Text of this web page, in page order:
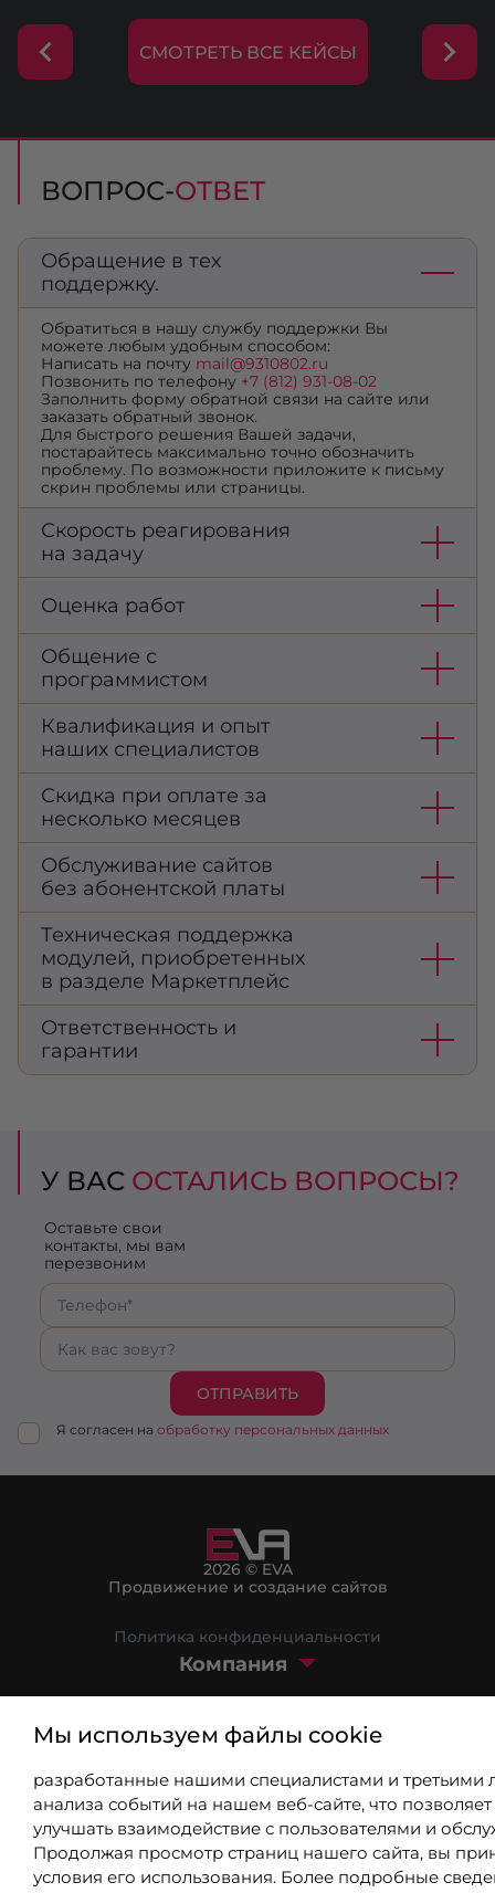
СМОТРЕТЬ ВСЕ КЕЙСЫ
ВОПРОС-ОТВЕТ
Обращение в тех
поддержку.
Обратиться в нашу службу поддержки Вы
можете любым удобным способом:
Написать на почту mail@9310802.ru
Позвонить по телефону +7 (812) 931-08-02
Заполнить форму обратной связи на сайте или
заказать обратный звонок.
Для быстрого решения Вашей задачи,
постарайтесь максимально точно обозначить
проблему. По возможности приложите к письму
скрин проблемы или страницы.
Скорость реагирования
на задачу
Оценка работ
Общение с
программистом
Квалификация и опыт
наших специалистов
Скидка при оплате за
несколько месяцев
Обслуживание сайтов
без абонентской платы
Техническая поддержка
модулей, приобретенных
в разделе Маркетплейс
Ответственность и
гарантии
У ВАС ОСТАЛИСЬ ВОПРОСЫ?
Оставьте свои
контакты, мы вам
перезвоним
ОТПРАВИТЬ
Я согласен на обработку персональных данных
2026 © EVA
Продвижение и создание сайтов
Политика конфиденциальности
Компания
Блог
8 (800) 301-39-03
info@9310802.ru
Мы используем файлы cookie
разработанные нашими специалистами и третьими
анализа событий на нашем веб-сайте, что
улучшать взаимодействие с пользователями и
Продолжая просмотр страниц нашего сайта, вы
условия его использования. Более подробные